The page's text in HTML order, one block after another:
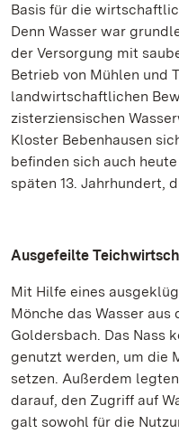
Basis für die
Denn Wasser war
der Versorgung mit
Betrieb von Mühlen und
landwirtschaftlichen
zisterziensischen
Kloster Bebenhausen
befinden sich auch
späten 13. Jahrhundert,
Ausgefeilte
Mit Hilfe eines
Mönche das Wasser aus
Goldersbach. Das Nass
genutzt werden, um die
setzen. Außerdem
darauf, den Zugriff auf
galt sowohl für die